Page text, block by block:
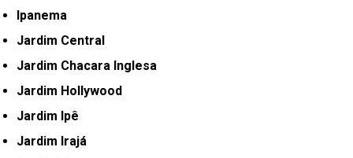
Ipanema
Jardim Central
Jardim Chacara Inglesa
Jardim Hollywood
Jardim Ipê
Jardim Irajá